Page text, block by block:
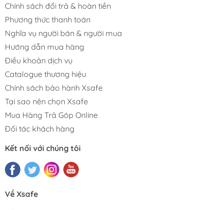
Chính sách đổi trả & hoàn tiền
Phương thức thanh toán
Nghĩa vụ người bán & người mua
Hướng dẫn mua hàng
Điều khoản dịch vụ
Catalogue thương hiệu
Chính sách bảo hành Xsafe
Tại sao nên chọn Xsafe
Mua Hàng Trả Góp Online
Đối tác khách hàng
Kết nối với chúng tôi
Về Xsafe